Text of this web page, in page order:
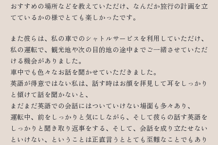
おすすめの場所などを教えていただけ、なんだか旅行の計画を立
てているかの様でとても楽しかったです。
また彼らは、私の車でのシャトルサービスを利用していただけ、
私の運転で、観光地や次の目的地の途中までご一緒させていただ
ける機会がありました。
車中でも色々なお話を聞かせていただきました。
英語が得意ではない私は、話す時はお顔を拝見して耳をしっかり
と傾けて話を聞かないと、
まだまだ英語での会話にはついていけない場面も多々あり、
運転中、前をしっかりと気にしながら、そして彼らの話す英語を
しっかりと聞き取り返事をする、そして、会話を成り立たせない
といけない、ということは正直言うととても至難なことでもあり